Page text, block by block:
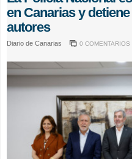
en Canarias y
autores
Diario de Canarias 0 COMENTARIOS